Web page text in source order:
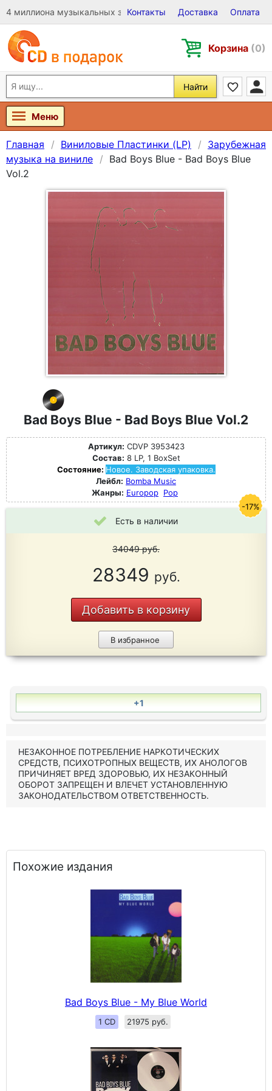
4 миллиона музыкальных записей на Виниле, CD и DVD
Контакты Доставка Оплата
Корзина (0)
Найти
Меню
Главная Виниловые Пластинки (LP)
Зарубежная
музыка на виниле
Bad Boys Blue - Bad Boys Blue
Vol.2
Bad Boys Blue - Bad Boys Blue Vol.2
Артикул: CDVP 3953423
Состав: 8 LP, 1 BoxSet
Состояние: Новое. Заводская упаковка.
Лейбл: Bomba Music
Жанры: Europop Pop
Есть в наличии
34049руб.
28349 руб.
Добавить в корзину
В избранное
-17%
+1
НЕЗАКОННОЕ ПОТРЕБЛЕНИЕ НАРКОТИЧЕСКИХ
СРЕДСТВ, ПСИХОТРОПНЫХ ВЕЩЕСТВ, ИХ АНОЛОГОВ
ПРИЧИНЯЕТ ВРЕД ЗДОРОВЬЮ, ИХ НЕЗАКОННЫЙ
ОБОРОТ ЗАПРЕЩЕН И ВЛЕЧЕТ УСТАНОВЛЕННУЮ
ЗАКОНОДАТЕЛЬСТВОМ ОТВЕТСТВЕННОСТЬ.
Похожие издания
Bad Boys Blue - My Blue World
1 CD 21975 руб.